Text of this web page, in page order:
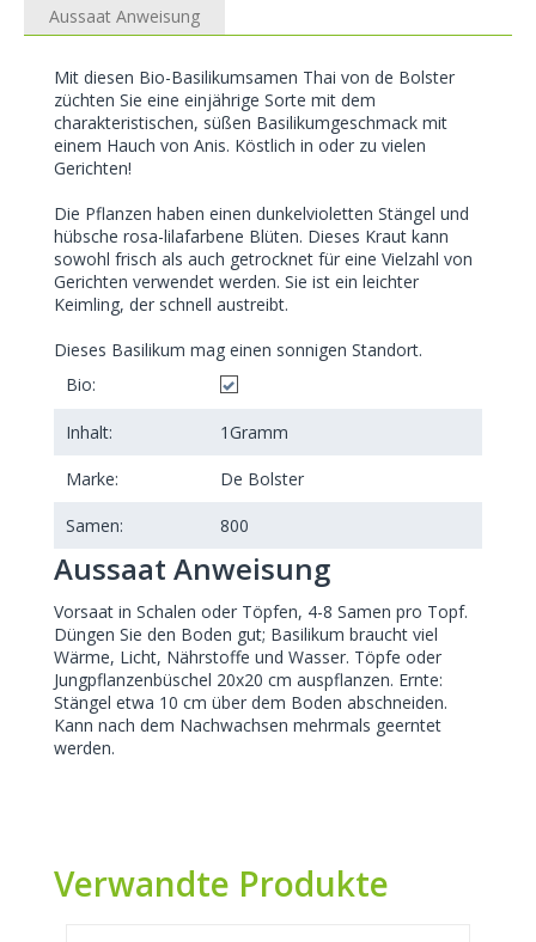
Aussaat Anweisung
Mit diesen Bio-Basilikumsamen Thai von de Bolster
züchten Sie eine einjährige Sorte mit dem
charakteristischen, süßen Basilikumgeschmack mit
einem Hauch von Anis. Köstlich in oder zu vielen
Gerichten!
Die Pflanzen haben einen dunkelvioletten Stängel und
hübsche rosa-lilafarbene Blüten. Dieses Kraut kann
sowohl frisch als auch getrocknet für eine Vielzahl von
Gerichten verwendet werden. Sie ist ein leichter
Keimling, der schnell austreibt.
Dieses Basilikum mag einen sonnigen Standort.
Bio:
Inhalt: 1Gramm
Marke: De Bolster
Samen: 800
Aussaat Anweisung
Vorsaat in Schalen oder Töpfen, 4-8 Samen pro Topf.
Düngen Sie den Boden gut; Basilikum braucht viel
Wärme, Licht, Nährstoffe und Wasser. Töpfe oder
Jungpflanzenbüschel 20x20 cm auspflanzen. Ernte:
Stängel etwa 10 cm über dem Boden abschneiden.
Kann nach dem Nachwachsen mehrmals geerntet
werden.
Verwandte Produkte